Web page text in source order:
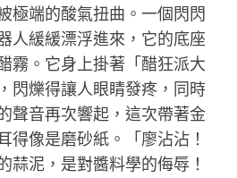
極端的酸氣扭曲。一個閃閃
人緩緩漂浮進來，它的底座
霧。它身上掛著「醋狂派大
閃爍得讓人眼睛發疼，同時
聲音再次響起，這次帶著金
得像是磨砂紙。「廖沾沾！
蒜泥，是對醬料學的侮辱！